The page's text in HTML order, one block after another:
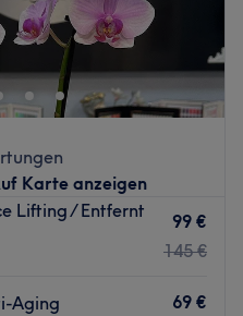
Karte anzeigen
Lifting / Entfernt
99 €
145 €
Aging
69 €